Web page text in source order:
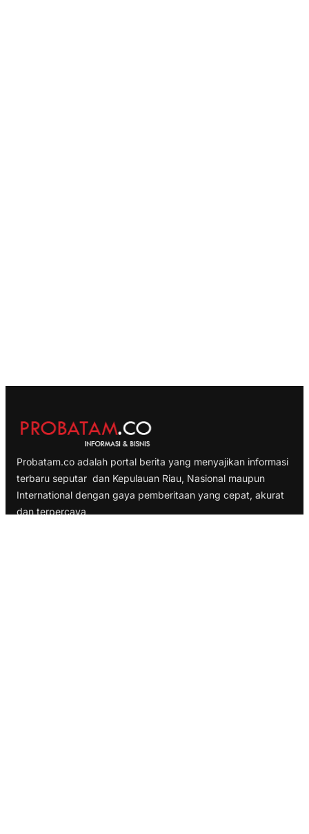
Probatam.co adalah portal berita yang menyajikan informasi
terbaru seputar dan Kepulauan Riau, Nasional maupun
International dengan gaya pemberitaan yang cepat, akurat
dan terpercaya